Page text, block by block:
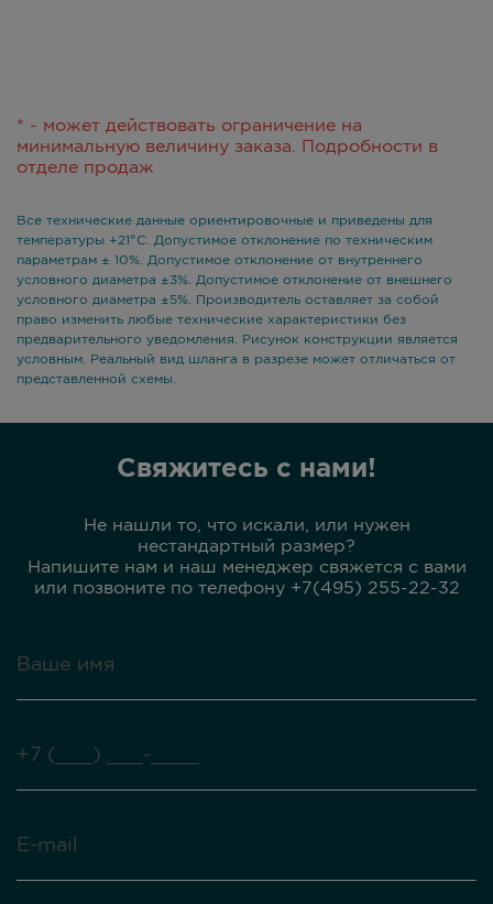
* - может действовать ограничение на
минимальную величину заказа. Подробности в
отделе продаж
Все технические данные ориентировочные и приведены для
температуры +21°С. Допустимое отклонение по техническим
параметрам ± 10%. Допустимое отклонение от внутреннего
условного диаметра ±3%. Допустимое отклонение от внешнего
условного диаметра ±5%. Производитель оставляет за собой
право изменить любые технические характеристики без
предварительного уведомления. Рисунок конструкции является
условным. Реальный вид шланга в разрезе может отличаться от
представленной схемы.
Свяжитесь с нами!
Не нашли то, что искали, или нужен
нестандартный размер?
Напишите нам и наш менеджер свяжется с вами
или позвоните по телефону +7(495) 255-22-32